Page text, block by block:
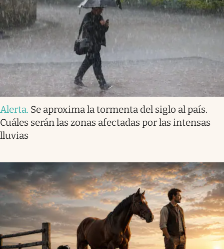
Alerta. Se aproxima la tormenta del siglo al país.
Cuáles serán las zonas afectadas por las intensas
lluvias